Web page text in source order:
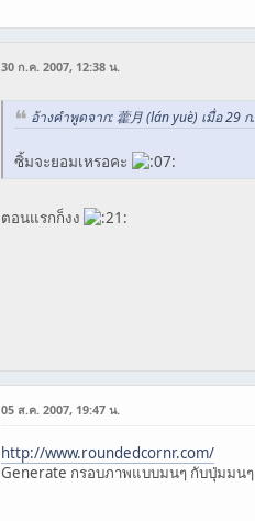
30 ก.ค. 2007, 12:38 น.
อ้างคำพูดจาก: 藿月 (lán yuè) เมื่อ 29
ซิ้มจะยอมเหรอคะ
ตอนแรกก็งง
05 ส.ค. 2007, 19:47 น.
http://www.roundedcornr.com/
Generate กรอบภาพแบบมนๆ กับปุ่มมนๆ